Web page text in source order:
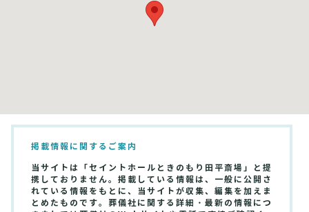
掲載情報に関するご案内
当サイトは「セイントホールときのもり田平斎場」と提
携しておりません。掲載している情報は、一般に公開さ
れている情報をもとに、当サイトが収集、編集を加えま
とめたものです。葬儀社に関する詳細・最新の情報につ